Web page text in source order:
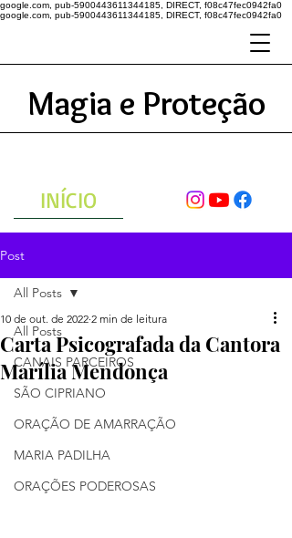
google.com, pub-5900443611344185, DIRECT, f08c47fec0942fa0
google.com, pub-5900443611344185, DIRECT, f08c47fec0942fa0
Magia e Proteção
INÍCIO
Post
All Posts
CANAIS PARCEIROS
SÃO CIPRIANO
ORAÇÃO DE AMARRAÇÃO
MARIA PADILHA
ORAÇÕES PODEROSAS
All Posts
Carta Psicografada da Cantora
Marília Mendonça
10 de out. de 2022 2 min de leitura